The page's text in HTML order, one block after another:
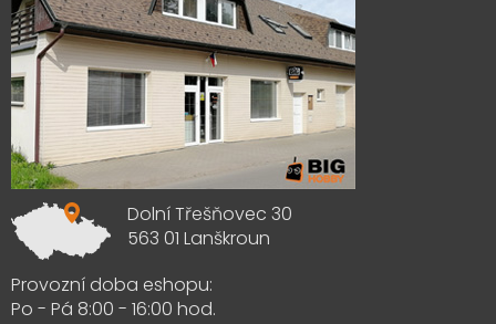
Dolní Třešňovec 30
563 01 Lanškroun
Provozní doba eshopu:
Po - Pá 8:00 - 16:00 hod.